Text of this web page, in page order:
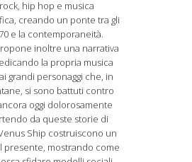
hip hop e musica
creando un ponte tra gli
e la contemporaneità.
inoltre una narrativa
la propria musica
grandi personaggi che, in
si sono battuti contro
oggi dolorosamente
da queste storie di
Ship costruiscono un
presente, mostrando come